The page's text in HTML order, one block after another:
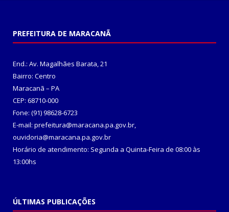
PREFEITURA DE MARACANÃ
End.: Av. Magalhães Barata, 21
Bairro: Centro
Maracanã – PA
CEP: 68710-000
Fone: (91) 98628-6723
E-mail: prefeitura@maracana.pa.gov.br,
ouvidoria@maracana.pa.gov.br
Horário de atendimento: Segunda a Quinta-Feira de 08:00 às
13:00hs
ÚLTIMAS PUBLICAÇÕES